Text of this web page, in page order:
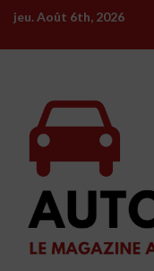
Skip
content
jeu. Août 6th, 2026